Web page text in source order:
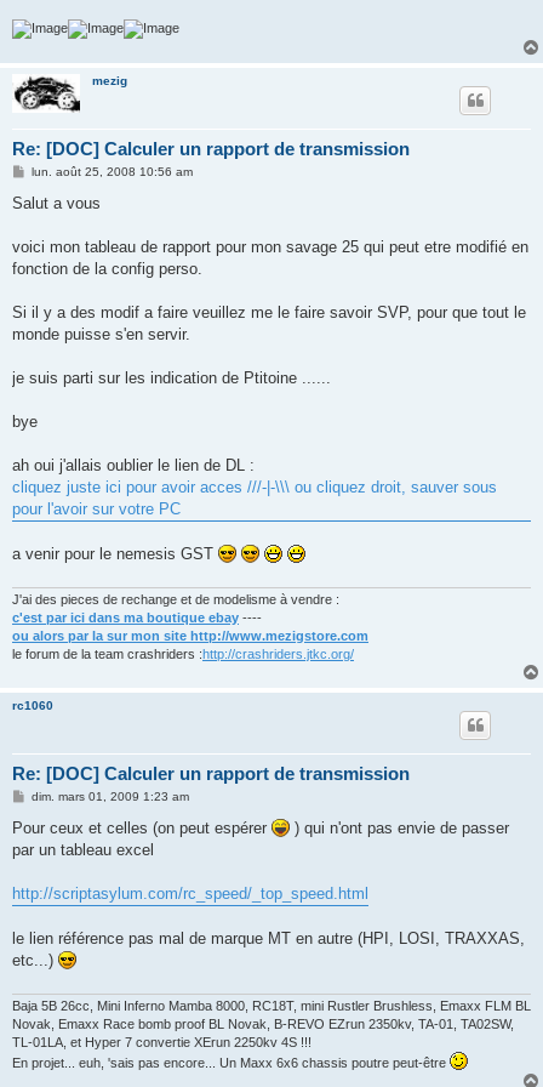
mezig
Re: [DOC] Calculer un rapport de transmission
M
s
g
lun. août 25, 2008 10:56 am
Salut a vous
voici mon tableau de rapport pour mon savage 25 qui peut etre modifié en
fonction de la config perso.
Si il y a des modif a faire veuillez me le faire savoir SVP, pour que tout le
monde puisse s'en servir.
je suis parti sur les indication de Ptitoine ......
bye
ah oui j'allais oublier le lien de DL :
cliquez juste ici pour avoir acces ///-|-\\\ ou cliquez droit, sauver sous
pour l'avoir sur votre PC
a venir pour le nemesis GST
J'ai des pieces de rechange et de modelisme à vendre :
c'est par ici dans ma boutique ebay ----
ou alors par la sur mon site http://www.mezigstore.com
le forum de la team crashriders :http://crashriders.jtkc.org/
rc1060
Re: [DOC] Calculer un rapport de transmission
M
s
a
dim. mars 01, 2009 1:23 am
Pour ceux et celles (on peut espérer
) qui n'ont pas envie de passer
par un tableau excel
http://scriptasylum.com/rc_speed/_top_speed.html
le lien référence pas mal de marque MT en autre (HPI, LOSI, TRAXXAS,
etc...)
Baja 5B 26cc, Mini Inferno Mamba 8000, RC18T, mini Rustler Brushless, Emaxx FLM BL
Novak, Emaxx Race bomb proof BL Novak, B-REVO EZrun 2350kv, TA-01, TA02SW,
TL-01LA, et Hyper 7 convertie XErun 2250kv 4S !!!
En projet... euh, 'sais pas encore... Un Maxx 6x6 chassis poutre peut-être